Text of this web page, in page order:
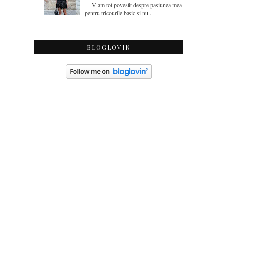
V-am tot povestit despre pasiunea mea
pentru tricourile basic si nu...
BLOGLOVIN